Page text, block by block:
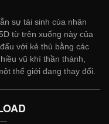
sự tái sinh của nhân
từ trên xuống này của
với kẻ thù bằng các
vũ khí thần thánh,
thế giới đang thay đổi.